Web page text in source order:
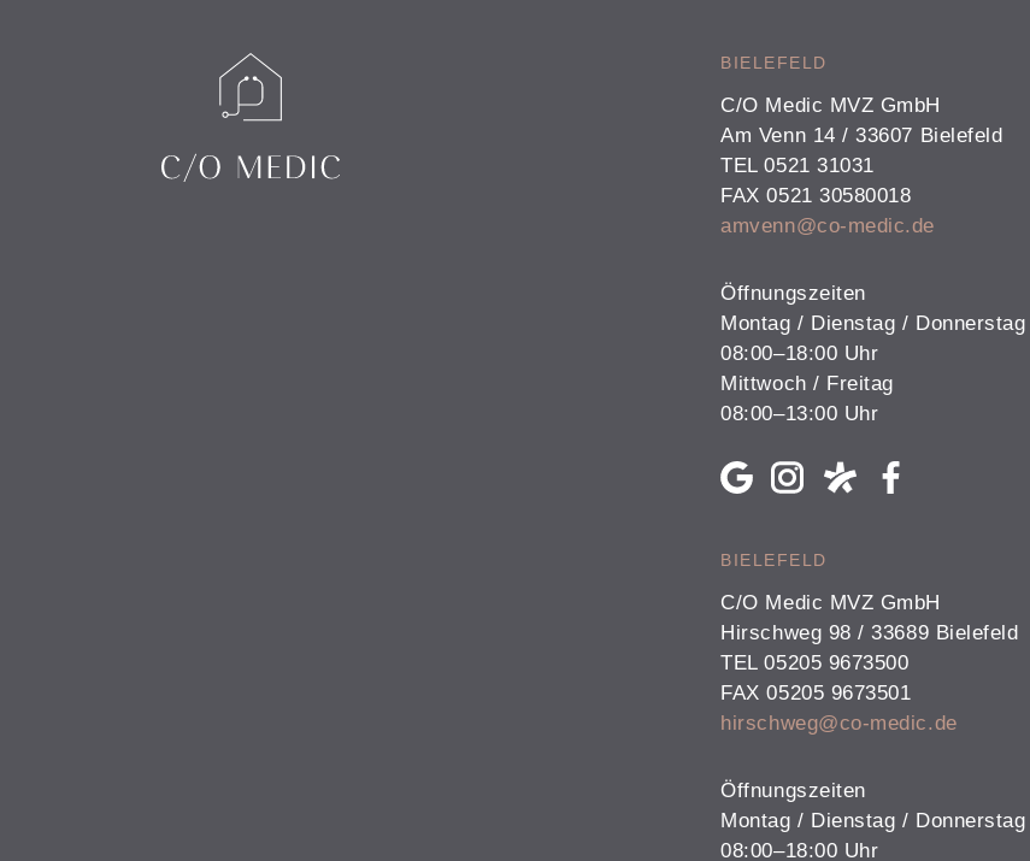
BIELEFELD
C/O Medic MVZ GmbH
Am Venn 14 / 33607 Bielefeld
TEL 0521 31031
FAX 0521 30580018
amvenn@co-medic.de
Öffnungszeiten
Montag / Dienstag / Donnerstag
08:00–18:00 Uhr
Mittwoch / Freitag
08:00–13:00 Uhr
BIELEFELD
C/O Medic MVZ GmbH
Hirschweg 98 / 33689 Bielefeld
TEL 05205 9673500
FAX 05205 9673501
hirschweg@co-medic.de
Öffnungszeiten
Montag / Dienstag / Donnerstag
08:00–18:00 Uhr